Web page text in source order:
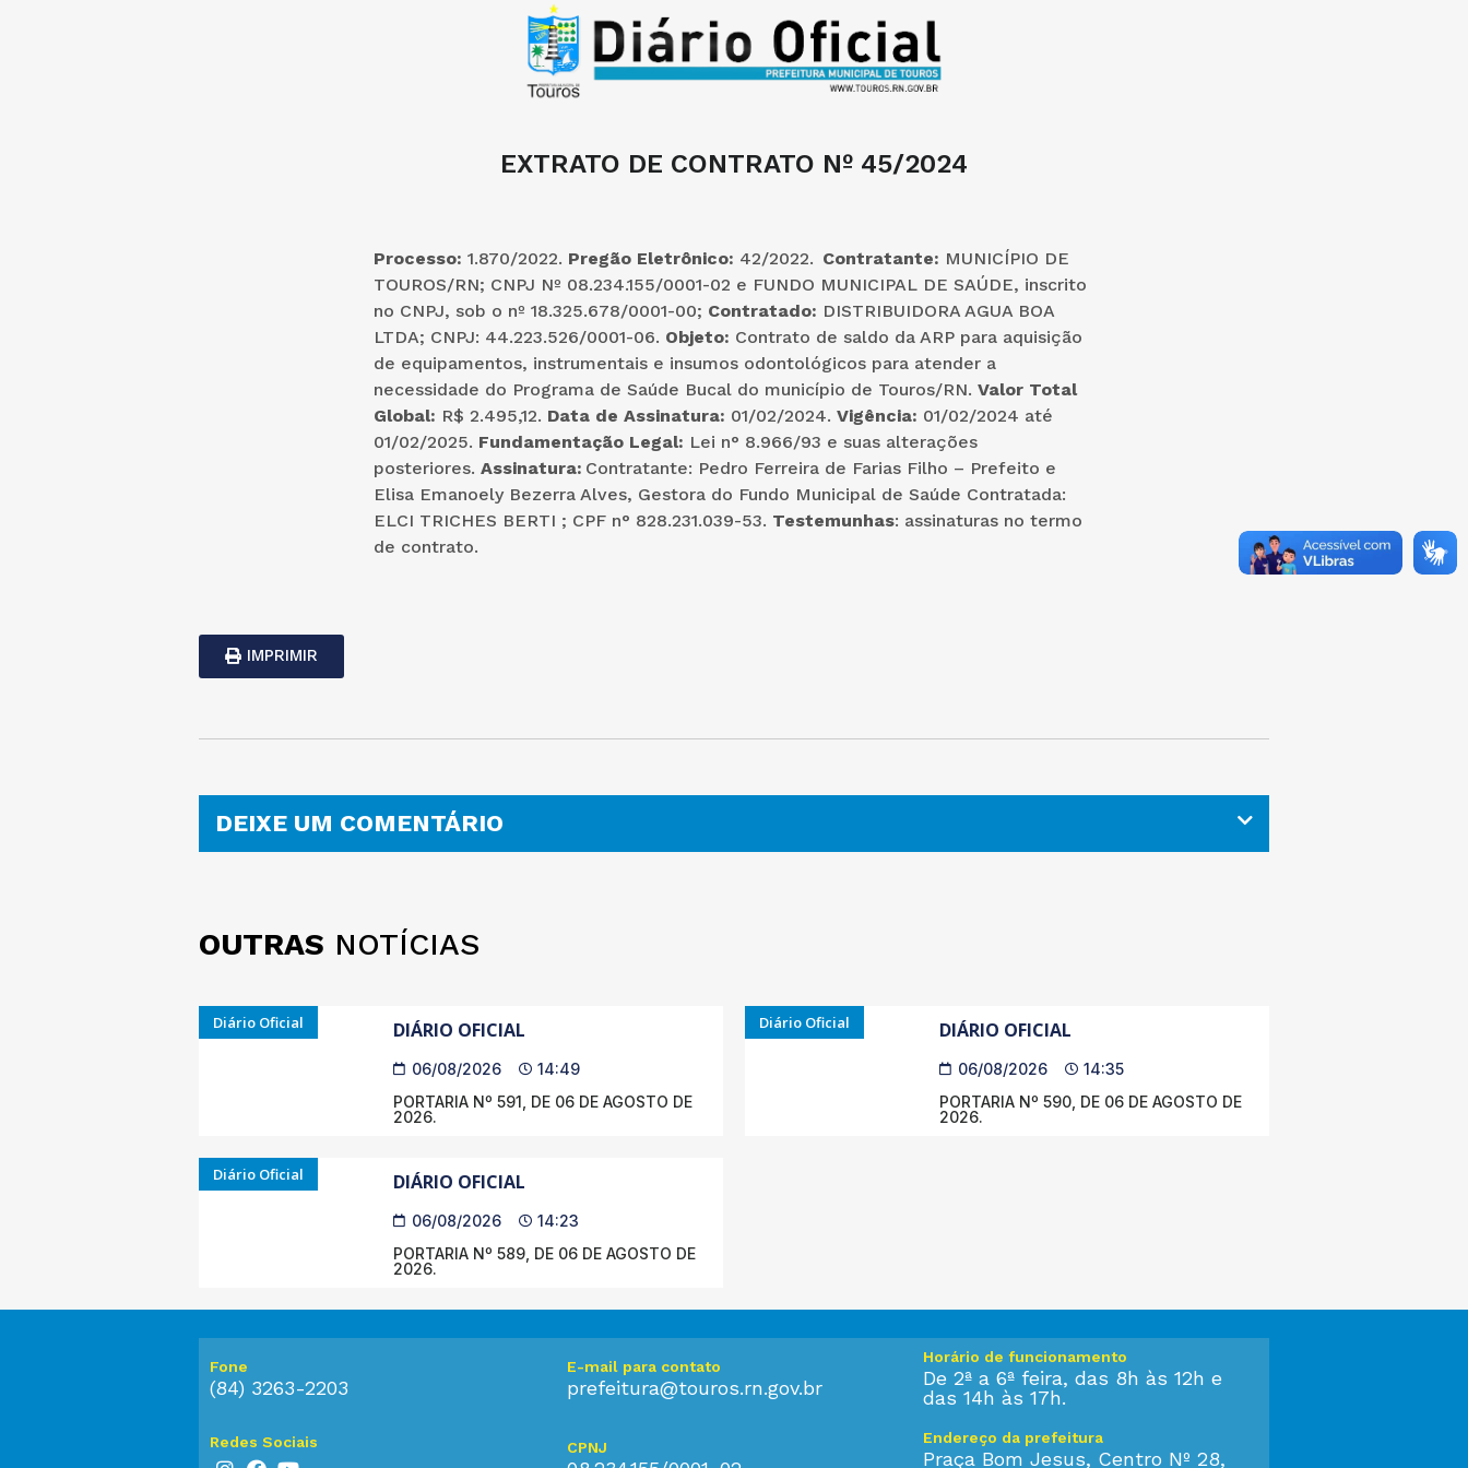
EXTRATO DE CONTRATO Nº 45/2024
Processo: 1.870/2022. Pregão Eletrônico: 42/2022. Contratante: MUNICÍPIO DE
TOUROS/RN; CNPJ Nº 08.234.155/0001-02 e FUNDO MUNICIPAL DE SAÚDE, inscrito
no CNPJ, sob o nº 18.325.678/0001-00; Contratado: DISTRIBUIDORA AGUA BOA
LTDA; CNPJ: 44.223.526/0001-06. Objeto: Contrato de saldo da ARP para aquisição
de equipamentos, instrumentais e insumos odontológicos para atender a
necessidade do Programa de Saúde Bucal do município de Touros/RN. Valor Total
Global: R$ 2.495,12. Data de Assinatura: 01/02/2024. Vigência: 01/02/2024 até
01/02/2025. Fundamentação Legal: Lei n° 8.966/93 e suas alterações
posteriores. Assinatura: Contratante: Pedro Ferreira de Farias Filho – Prefeito e
Elisa Emanoely Bezerra Alves, Gestora do Fundo Municipal de Saúde Contratada:
ELCI TRICHES BERTI ; CPF n° 828.231.039-53. Testemunhas: assinaturas no termo
de contrato.
IMPRIMIR
DEIXE UM COMENTÁRIO
OUTRAS NOTÍCIAS
Diário Oficial DIÁRIO OFICIAL
06/08/2026
14:49
PORTARIA Nº 591, DE 06 DE AGOSTO DE
2026.
Diário Oficial DIÁRIO OFICIAL
06/08/2026
14:35
PORTARIA Nº 590, DE 06 DE AGOSTO DE
2026.
Diário Oficial DIÁRIO OFICIAL
06/08/2026
14:23
PORTARIA Nº 589, DE 06 DE AGOSTO DE
2026.
Fone
(84) 3263-2203
E-mail para contato
prefeitura@touros.rn.gov.br
Horário de funcionamento
De 2ª a 6ª feira, das 8h às 12h e
das 14h às 17h.
Redes Sociais CPNJ
Endereço da prefeitura
Praça Bom Jesus, Centro Nº 28,